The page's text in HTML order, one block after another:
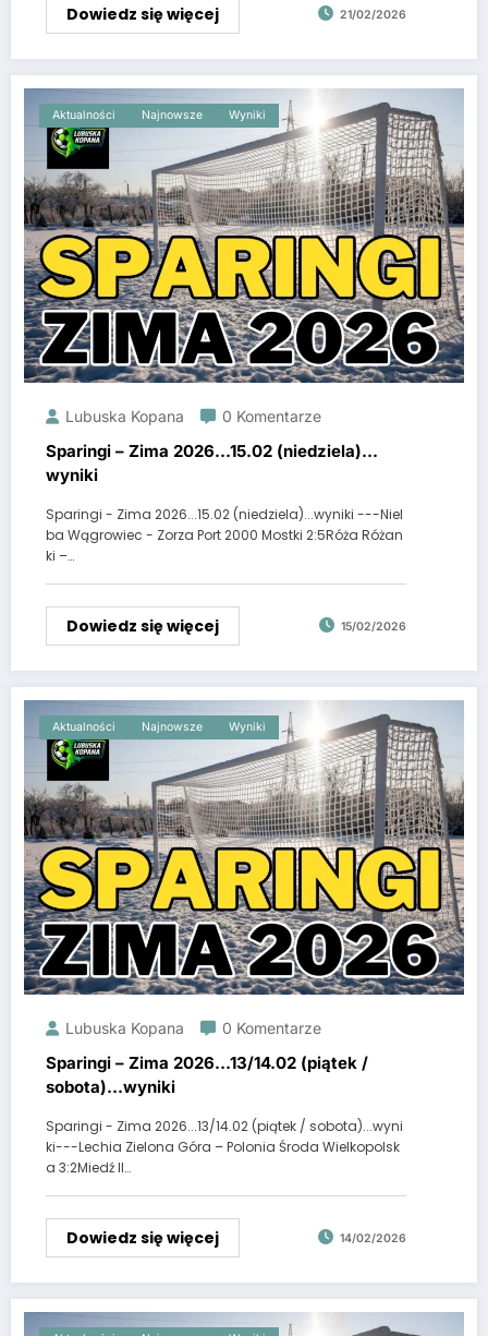
Dowiedz się więcej 21/02/2026
Aktualności Najnowsze Wyniki
Lubuska Kopana 0 Komentarze
Sparingi – Zima 2026…15.02 (niedziela)…
wyniki
Sparingi - Zima 2026...15.02 (niedziela)...wyniki ---Niel
ba Wągrowiec - Zorza Port 2000 Mostki 2:5Róża Różan
ki –…
Dowiedz się więcej 15/02/2026
Aktualności Najnowsze Wyniki
Lubuska Kopana 0 Komentarze
Sparingi – Zima 2026…13/14.02 (piątek /
sobota)…wyniki
Sparingi - Zima 2026...13/14.02 (piątek / sobota)...wyni
ki---Lechia Zielona Góra – Polonia Środa Wielkopolsk
a 3:2Miedź II…
Dowiedz się więcej 14/02/2026